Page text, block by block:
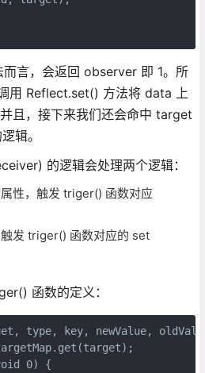
言，会返回 observer 即 1。所
用 Reflect.set() 方法将 data 上
且，接下来我们还会命中 target
辑。
的逻辑会处理两个逻辑：
性，触发 triger() 函数对应
发 triger() 函数对应的 set
函数的定义：
type, key, newValue,
0) {